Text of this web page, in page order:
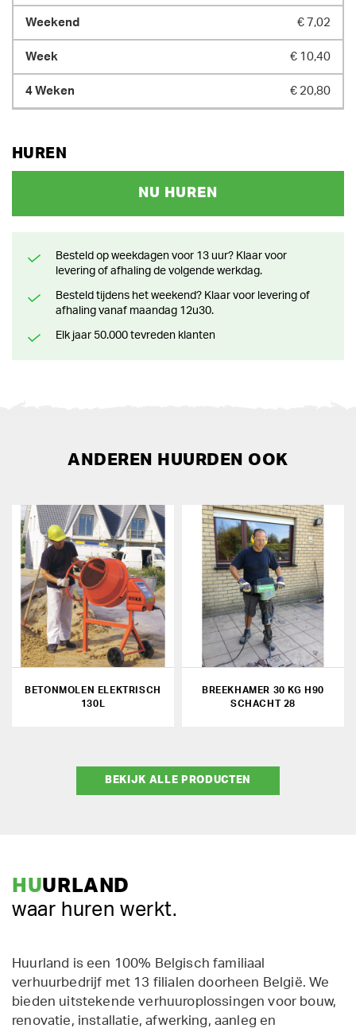
€ 7,02
€ 10,40
€ 20,80
HUREN
NU HUREN
Besteld op weekdagen voor 13 uur? Klaar voor
levering of afhaling de volgende werkdag.
Besteld tijdens het weekend? Klaar voor levering of
afhaling vanaf maandag 12u30.
Elk jaar 50.000 tevreden klanten
ANDEREN HUURDEN OOK
BETONMOLEN ELEKTRISCH
130L
BREEKHAMER 30 KG H90
SCHACHT 28
BEKIJK ALLE PRODUCTEN
HUURLAND
waar huren werkt.
Huurland is een 100% Belgisch familiaal
verhuurbedrijf met 13 filialen doorheen België. We
bieden uitstekende verhuuroplossingen voor bouw,
renovatie, installatie, afwerking, aanleg en